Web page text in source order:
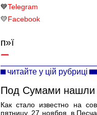
💙Telegram
💛Facebook
п»ї
читайте у цій рубриці
Под Сумами нашли
Как стало известно на
пятницу, 27 ноября, в